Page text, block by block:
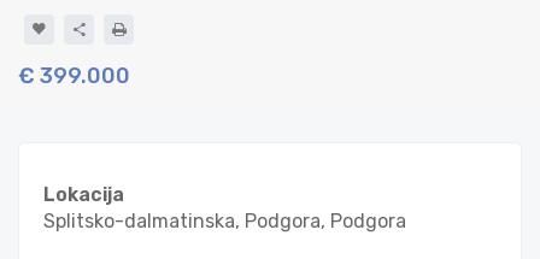
€ 399.000
Lokacija
Splitsko-dalmatinska, Podgora, Podgora